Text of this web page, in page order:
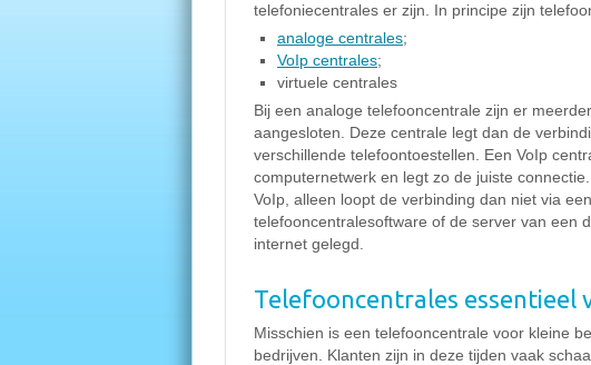
telefoniecentrales er zijn. In principe zijn
analoge centrales;
VoIp centrales;
virtuele centrales
Bij een analoge telefooncentrale zijn er
aangesloten. Deze centrale legt dan de
verschillende telefoontoestellen. Een VoIp
computernetwerk en legt zo de juiste
VoIp, alleen loopt de verbinding dan niet via
telefooncentralesoftware of de server van een
internet gelegd.
Telefooncentrales essentieel
Misschien is een telefooncentrale voor kleine
bedrijven. Klanten zijn in deze tijden vaak